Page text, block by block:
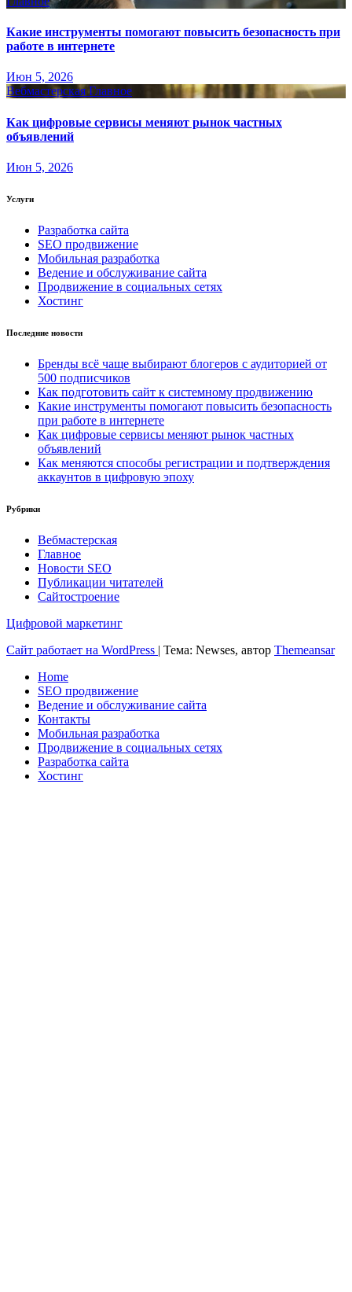
Какие инструменты помогают повысить безопасность при
работе в интернете
Июн 5, 2026
Вебмастерская Главное
Как цифровые сервисы меняют рынок частных
объявлений
Июн 5, 2026
Услуги
Разработка сайта
SEO продвижение
Мобильная разработка
Ведение и обслуживание сайта
Продвижение в социальных сетях
Хостинг
Последние новости
Бренды всё чаще выбирают блогеров с аудиторией от
500 подписчиков
Как подготовить сайт к системному продвижению
Какие инструменты помогают повысить безопасность
при работе в интернете
Как цифровые сервисы меняют рынок частных
объявлений
Как меняются способы регистрации и подтверждения
аккаунтов в цифровую эпоху
Рубрики
Вебмастерская
Главное
Новости SEO
Публикации читателей
Сайтостроение
Цифровой маркетинг
Сайт работает на WordPress | Тема: Newses, автор Themeansar
Home
SEO продвижение
Ведение и обслуживание сайта
Контакты
Мобильная разработка
Продвижение в социальных сетях
Разработка сайта
Хостинг